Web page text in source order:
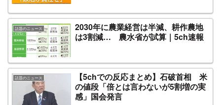
話題のニュース
2030年に農業経営は半減、耕作農地
は3割減… 農水省が試算｜5ch速報
話題のニュース
【5chでの反応まとめ】石破首相 米
の値段「倍とは言わないが5割増の実
感」国会発言